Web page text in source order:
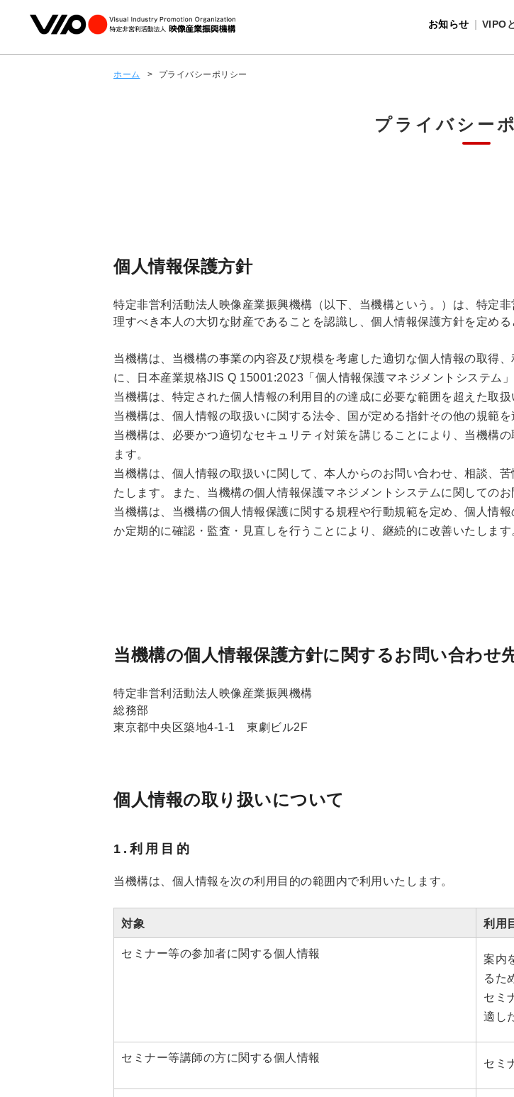
お知らせ VIPO
ホーム > プライバシーポリシー
プライバシー
個人情報保護方針
特定非営利活動法人映像産業振興機構（以下、当機構という。）は、特定
理すべき本人の大切な財産であることを認識し、個人情報保護方針を定め
当機構は、当機構の事業の内容及び規模を考慮した適切な個人情報の取得
に、日本産業規格JIS Q 15001:2023「個人情報保護マネジメントシステム
当機構は、特定された個人情報の利用目的の達成に必要な範囲を超えた取
当機構は、個人情報の取扱いに関する法令、国が定める指針その他の規範を
当機構は、必要かつ適切なセキュリティ対策を講じることにより、当機構
ます。
当機構は、個人情報の取扱いに関して、本人からのお問い合わせ、相談、
たします。また、当機構の個人情報保護マネジメントシステムに関しての
当機構は、当機構の個人情報保護に関する規程や行動規範を定め、個人情
か定期的に確認・監査・見直しを行うことにより、継続的に改善いたします
当機構の個人情報保護方針に関するお問い合わせ
特定非営利活動法人映像産業振興機構
総務部
東京都中央区築地4-1-1 東劇ビル2F
個人情報の取り扱いについて
1.利用目的
当機構は、個人情報を次の利用目的の範囲内で利用いたします。
対象 利用
セミナー等の参加者に関する個人情報
案内
るた
セミ
適し
セミナー等講師の方に関する個人情報 セミ